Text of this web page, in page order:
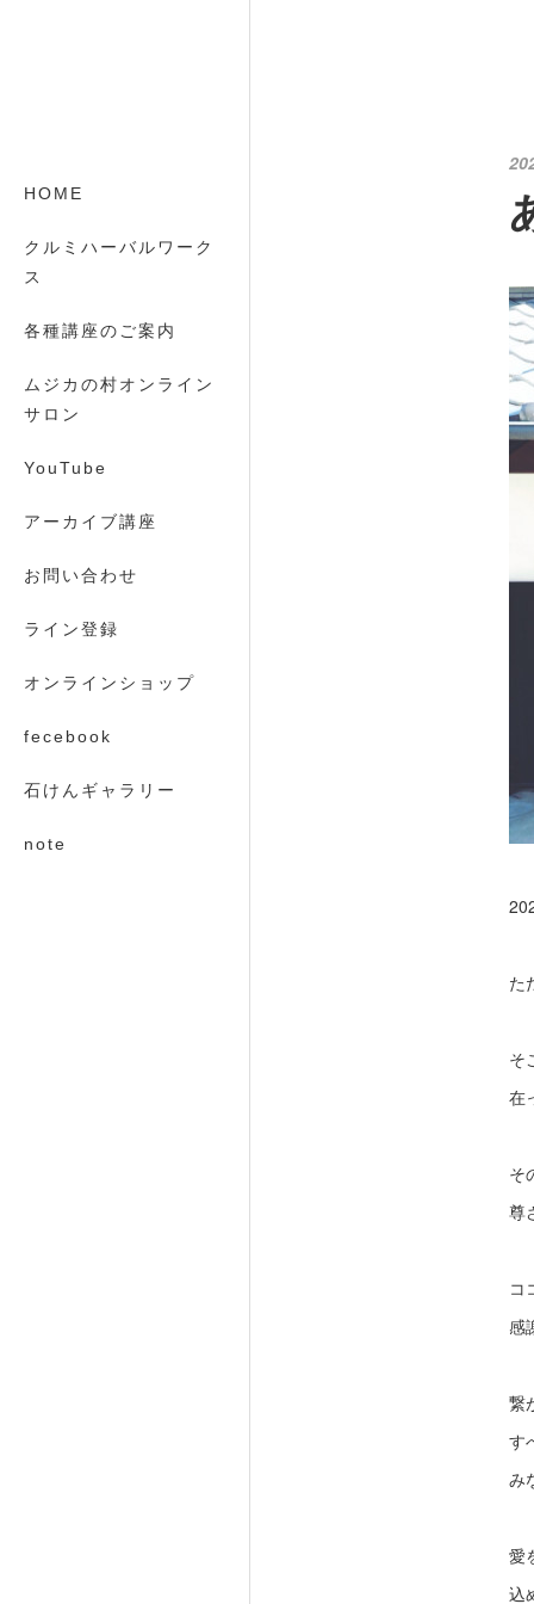
HOME
クルミハーバルワーク
ス
各種講座のご案内
ムジカの村オンライン
サロン
YouTube
アーカイブ講座
お問い合わせ
ライン登録
オンラインショップ
fecebook
石けんギャラリー
note
た
そ
在
そ
尊
コ
感
繋
す
み
愛
込